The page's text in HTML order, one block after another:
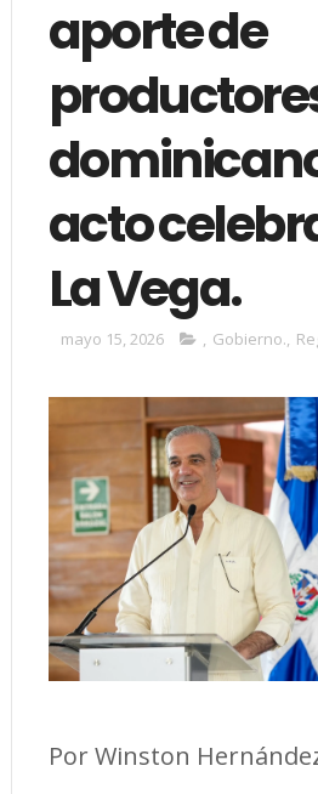
aporte de
acto
La Vega.
mayo 15, 2026 , Gobierno.,
Por Winston